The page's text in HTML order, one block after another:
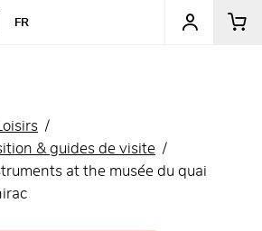
des boutiques de musées
FR
& guides de visite
at the musée du quai